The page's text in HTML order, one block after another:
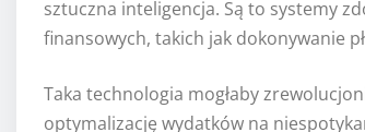
sztuczna inteligencja. Są to systemy
finansowych, takich jak dokonywanie
Taka technologia mogłaby
optymalizację wydatków na